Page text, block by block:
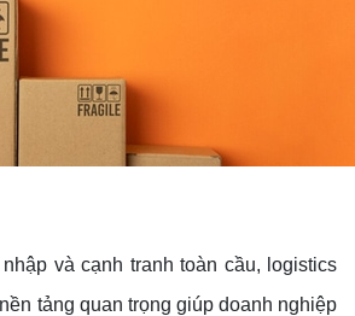
và cạnh tranh toàn cầu, logistics
tảng quan trọng giúp doanh nghiệp